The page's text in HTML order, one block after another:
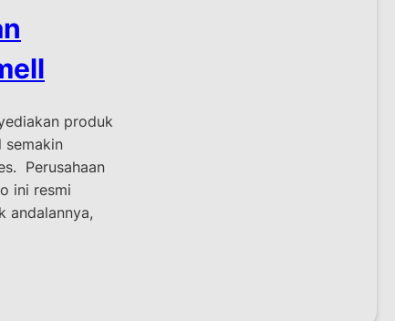
produk
semakin
Perusahaan
ini resmi
andalannya,